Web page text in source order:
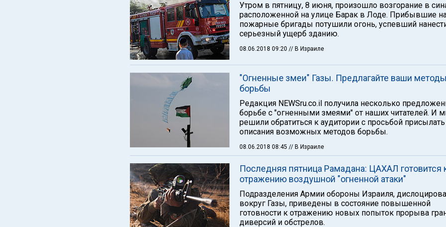
Утром в пятницу, 8 июня, произошло возгорание в
расположенной на улице Барак в Лоде. Прибывшие
пожарные бригады потушили огонь, успевший
серьезный ущерб зданию.
08.06.2018 09:20 // В Израиле
"Огненные змеи" Газы. Предлагайте ваши методы
борьбы
Редакция NEWSru.co.il получила несколько
борьбе с "огненными змеями" от наших читателей. И
решили обратиться к аудитории с просьбой
описания возможных методов борьбы.
08.06.2018 08:45 // В Израиле
Последняя пятница Рамадана: ЦАХАЛ готовится
отражению воздушной "огненной атаки"
Подразделения Армии обороны Израиля,
вокруг Газы, приведены в состояние повышенной
готовности к отражению новых попыток прорыва
диверсий и обстрелов.